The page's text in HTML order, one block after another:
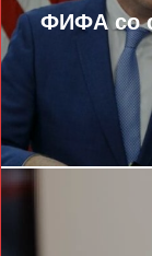
ФИФА со